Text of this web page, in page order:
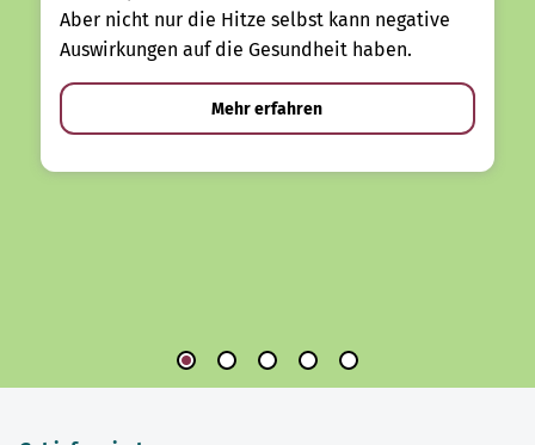
Aber nicht nur die Hitze selbst kann negative
Auswirkungen auf die Gesundheit haben.
Mehr erfahren